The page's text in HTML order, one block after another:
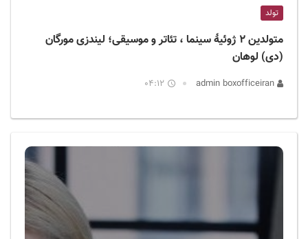
تولد
متولدین ۲ ژوئیهٔ سینما ، تئاتر و موسیقی؛ لیندزی مورگان
(دی) لوهان
04:12